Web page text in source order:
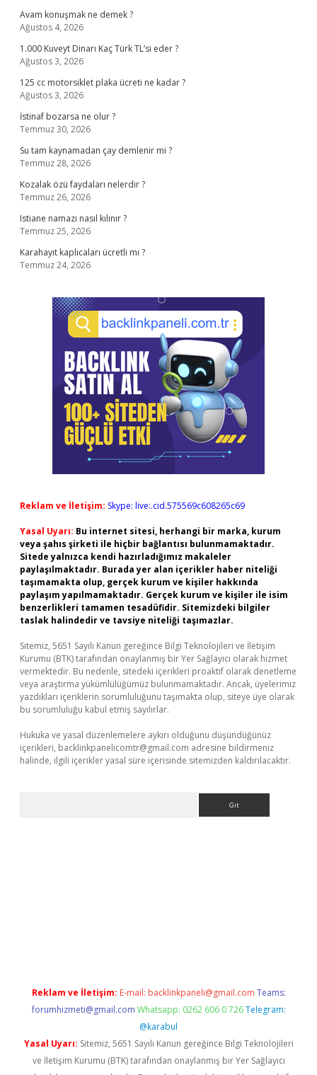
Avam konuşmak ne demek ?
Ağustos 4, 2026
1.000 Kuveyt Dinarı Kaç Türk TL’si eder ?
Ağustos 3, 2026
125 cc motorsiklet plaka ücreti ne kadar ?
Ağustos 3, 2026
İstinaf bozarsa ne olur ?
Temmuz 30, 2026
Su tam kaynamadan çay demlenir mi ?
Temmuz 28, 2026
Kozalak özü faydaları nelerdir ?
Temmuz 26, 2026
Istiane namazı nasıl kılınır ?
Temmuz 25, 2026
Karahayıt kaplıcaları ücretli mi ?
Temmuz 24, 2026
Reklam ve İletişim: Skype: live:.cid.575569c608265c69
Yasal Uyarı: Bu internet sitesi, herhangi bir marka, kurum
veya şahıs şirketi ile hiçbir bağlantısı bulunmamaktadır.
Sitede yalnızca kendi hazırladığımız makaleler
paylaşılmaktadır. Burada yer alan içerikler haber niteliği
taşımamakta olup, gerçek kurum ve kişiler hakkında
paylaşım yapılmamaktadır. Gerçek kurum ve kişiler ile isim
benzerlikleri tamamen tesadüfidir. Sitemizdeki bilgiler
taslak halindedir ve tavsiye niteliği taşımazlar.
Sitemiz, 5651 Sayılı Kanun gereğince Bilgi Teknolojileri ve İletişim
Kurumu (BTK) tarafından onaylanmış bir Yer Sağlayıcı olarak hizmet
vermektedir. Bu nedenle, sitedeki içerikleri proaktif olarak denetleme
veya araştırma yükümlülüğümüz bulunmamaktadır. Ancak, üyelerimiz
yazdıkları içeriklerin sorumluluğunu taşımakta olup, siteye üye olarak
bu sorumluluğu kabul etmiş sayılırlar.
Hukuka ve yasal düzenlemelere aykırı olduğunu düşündüğünüz
içerikleri, backlinkpanelicomtr@gmail.com adresine bildirmeniz
halinde, ilgili içerikler yasal süre içerisinde sitemizden kaldırılacaktır.
Reklam ve İletişim: E-mail: backlinkpaneli@gmail.com Teams:
forumhizmeti@gmail.com Whatsapp: 0262 606 0 726 Telegram:
@karabul
Yasal Uyarı: Sitemiz, 5651 Sayılı Kanun gereğince Bilgi Teknolojileri
ve İletişim Kurumu (BTK) tarafından onaylanmış bir Yer Sağlayıcı